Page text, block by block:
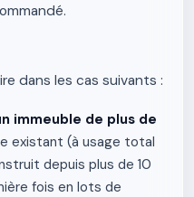
dans les cas suivants :
immeuble de plus de
existant (à usage total
depuis plus de 10
fois en lots de